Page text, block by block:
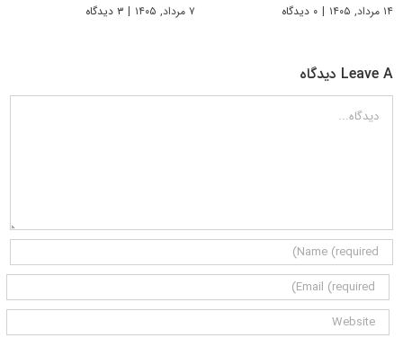
۱۴ مرداد, ۱۴۰۵ | ۰ دیدگاه ۷ مرداد, ۱۴۰۵ | ۳ دیدگاه
Leave A دیدگاه
دیدگاه